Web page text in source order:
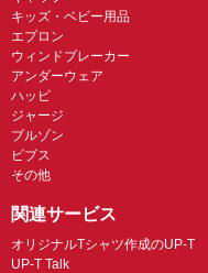
キッズ・ベビー用品
エプロン
ウィンドブレーカー
アンダーウェア
ハッピ
ジャージ
ブルゾン
ビブス
その他
関連サービス
オリジナルTシャツ作成のUP-T
UP-T Talk